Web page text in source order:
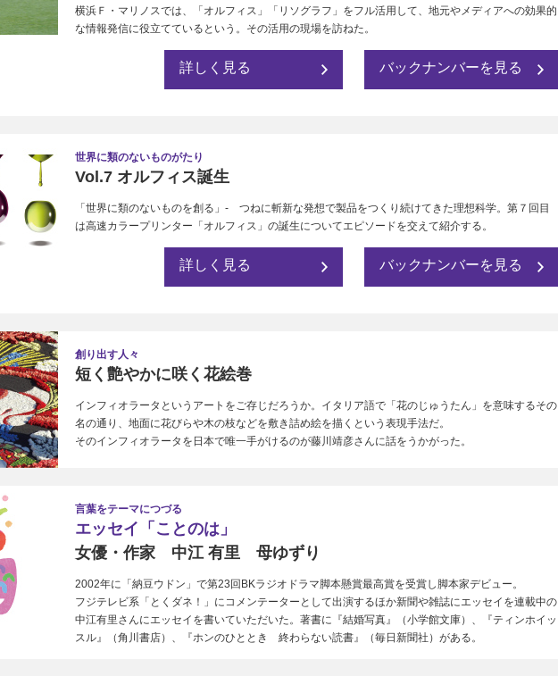
横浜Ｆ・マリノスでは、「オルフィス」「リソグラフ」をフル活用して、地元やメディアへの効果的
な情報発信に役立てているという。その活用の現場を訪ねた。
詳しく見る バックナンバーを見る
世界に類のないものがたり
Vol.7 オルフィス誕生
「世界に類のないものを創る」- つねに斬新な発想で製品をつくり続けてきた理想科学。第７回目
は高速カラープリンター「オルフィス」の誕生についてエピソードを交えて紹介する。
詳しく見る バックナンバーを見る
創り出す人々
短く艶やかに咲く花絵巻
インフィオラータというアートをご存じだろうか。イタリア語で「花のじゅうたん」を意味するその
名の通り、地面に花びらや木の枝などを敷き詰め絵を描くという表現手法だ。
そのインフィオラータを日本で唯一手がけるのが藤川靖彦さんに話をうかがった。
言葉をテーマにつづる
エッセイ「ことのは」
女優・作家 中江 有里 母ゆずり
2002年に「納豆ウドン」で第23回BKラジオドラマ脚本懸賞最高賞を受賞し脚本家デビュー。
フジテレビ系「とくダネ！」にコメンテーターとして出演するほか新聞や雑誌にエッセイを連載中の
中江有里さんにエッセイを書いていただいた。著書に『結婚写真』（小学館文庫）、『ティンホイッ
スル』（角川書店）、『ホンのひととき 終わらない読書』（毎日新聞社）がある。